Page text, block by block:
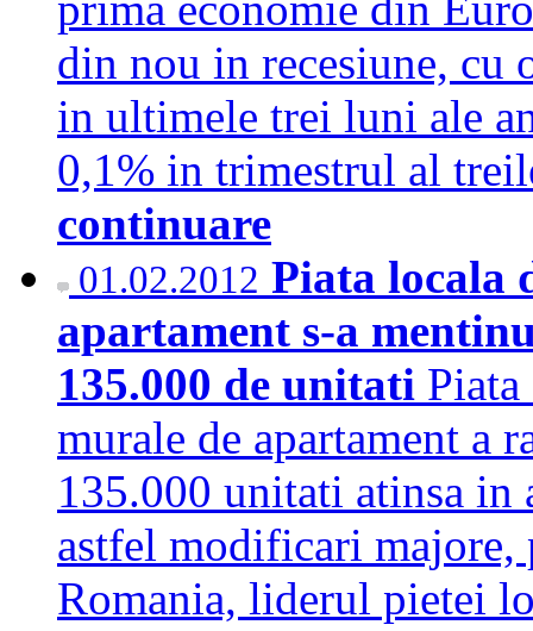
din nou in recesiune, cu
in ultimele trei luni ale
0,1% in trimestrul al
continuare
01.02.2012 Piata locala
apartament s-a
135.000 de unitati
murale de apartament a
135.000 unitati atinsa in
astfel modificari
Romania, liderul pietei